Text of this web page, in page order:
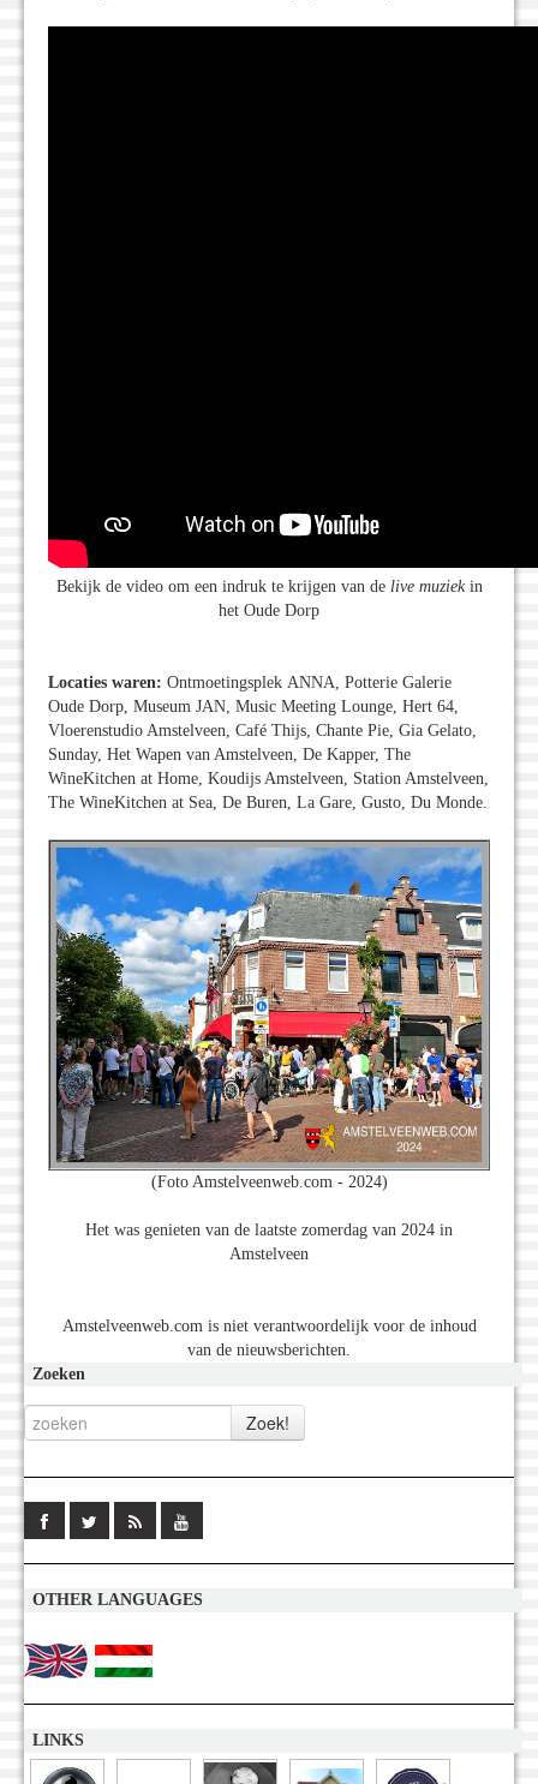
Bekijk de video om een indruk te krijgen van de live muziekin
het Oude Dorp
Locaties waren: Ontmoetingsplek ANNA, Potterie Galerie
Oude Dorp, Museum JAN, Music Meeting Lounge, Hert 64,
Vloerenstudio Amstelveen, Café Thijs, Chante Pie, Gia Gelato,
Sunday, Het Wapen van Amstelveen, De Kapper, The
WineKitchen at Home, Koudijs Amstelveen, Station Amstelveen,
The WineKitchen at Sea, De Buren, La Gare, Gusto, Du Monde.
(Foto Amstelveenweb.com - 2024)
Het was genieten van de laatste zomerdag van 2024 in
Amstelveen
Amstelveenweb.com is niet verantwoordelijk voor de inhoud
van de nieuwsberichten.
Zoeken
OTHER LANGUAGES
LINKS